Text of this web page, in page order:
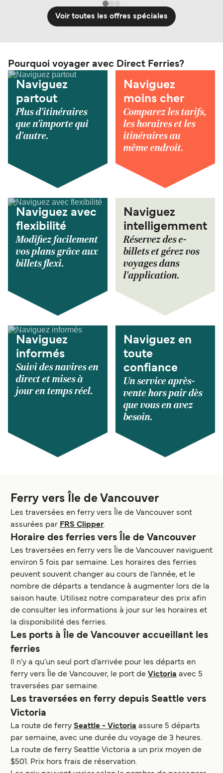
Voir toutes les offres spéciales
Pourquoi voyager avec Direct Ferries?
Naviguez
partout
Plus d'itinéraires
que n'importe qui
d'autre.
Naviguez
moins cher
Comparez les tarifs,
les horaires et les
itinéraires au
même endroit.
Naviguez avec
flexibilité
Modifiez facilement
vos plans grâce aux
billets flexi.
Naviguez
intelligemment
Réservez des e-
billets et gérez vos
voyages dans
l'application.
Naviguez
informés
Suivi des navires en
direct et mises à
jour en temps réel.
Naviguez en
toute
confiance
Un service après-
vente hors pair dès
que vous en avez
besoin.
Ferry vers Île de Vancouver
Les traversées en ferry vers Île de Vancouver sont
assurées par FRS Clipper.
Horaire des ferries vers Île de Vancouver
Les traversées en ferry vers Île de Vancouver naviguent
environ 5 fois par semaine. Les horaires des ferries
peuvent souvent changer au cours de l’année, et le
nombre de départs a tendance à augmenter lors de la
saison haute. Utilisez notre comparateur des prix afin
de consulter les informations à jour sur les horaires et
la disponibilité des ferries.
Les ports à Île de Vancouver accueillant les
ferries
Il n’y a qu’un seul port d’arrivée pour les départs en
ferry vers Île de Vancouver, le port de Victoria avec 5
traversées par semaine.
Les traversées en ferry depuis Seattle vers
Victoria
La route de ferry Seattle - Victoria assure 5 départs
par semaine, avec une durée du voyage de 3 heures.
La route de ferry Seattle Victoria a un prix moyen de
$501. Prix hors frais de réservation.